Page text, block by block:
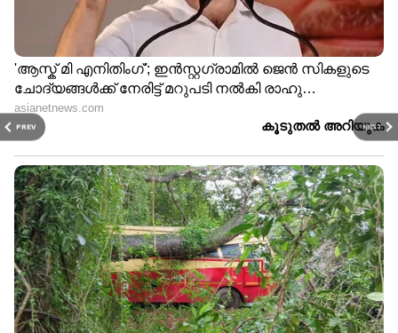
PREV NEXT